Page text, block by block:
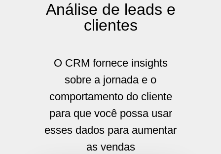
Análise de leads e
clientes
O CRM fornece insights
sobre a jornada e o
comportamento do cliente
para que você possa usar
esses dados para aumentar
as vendas